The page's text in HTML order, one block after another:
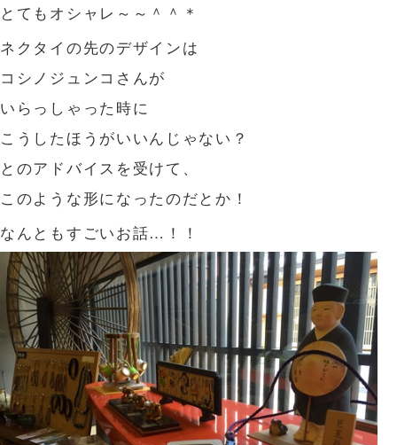
とてもオシャレ～～＾＾＊
ネクタイの先のデザインは
コシノジュンコさんが
いらっしゃった時に
こうしたほうがいいんじゃない？
とのアドバイスを受けて、
このような形になったのだとか！
なんともすごいお話…！！